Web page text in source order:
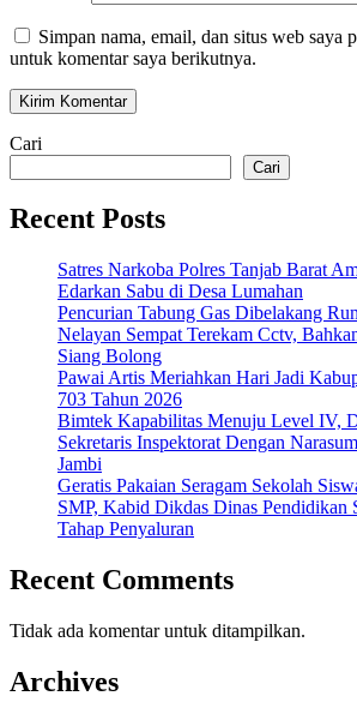
Simpan nama, email, dan situs web saya
untuk komentar saya berikutnya.
Cari
Cari
Recent Posts
Satres Narkoba Polres Tanjab Barat
Edarkan Sabu di Desa Lumahan
Pencurian Tabung Gas Dibelakang
Nelayan Sempat Terekam Cctv,
Siang Bolong
Pawai Artis Meriahkan Hari Jadi
703 Tahun 2026
Bimtek Kapabilitas Menuju Level IV,
Sekretaris Inspektorat Dengan
Jambi
Geratis Pakaian Seragam Sekolah
SMP, Kabid Dikdas Dinas Pendidikan
Tahap Penyaluran
Recent Comments
Tidak ada komentar untuk ditampilkan.
Archives